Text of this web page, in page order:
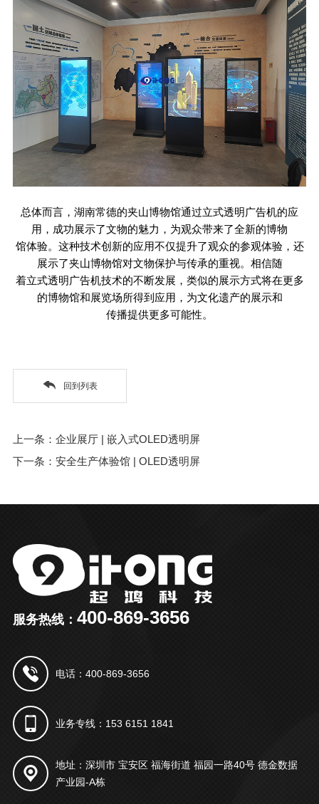
总体而言，湖南常德的夹山博物馆通过立式透明广告机的应
用，成功展示了文物的魅力，为观众带来了全新的博物
馆体验。这种技术创新的应用不仅提升了观众的参观体验，还
展示了夹山博物馆对文物保护与传承的重视。相信随
着立式透明广告机技术的不断发展，类似的展示方式将在更多
的博物馆和展览场所得到应用，为文化遗产的展示和
传播提供更多可能性。
回到列表
上一条：企业展厅 | 嵌入式OLED透明屏
下一条：安全生产体验馆 | OLED透明屏
服务热线： 400-869-3656
电话：400-869-3656
业务专线：153 6151 1841
地址：深圳市 宝安区 福海街道 福园一路40号 德金数据
产业园-A栋